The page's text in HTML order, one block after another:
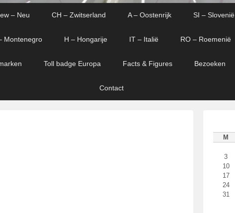
– Neu CH – Zwitserland A – Oostenrijk SI – Slovenië
Montenegro H – Hongarije IT – Italië RO – Roemenië
Toll badge Europa Facts & Figures Bezoeken
Contact
M
3
10
17
24
31